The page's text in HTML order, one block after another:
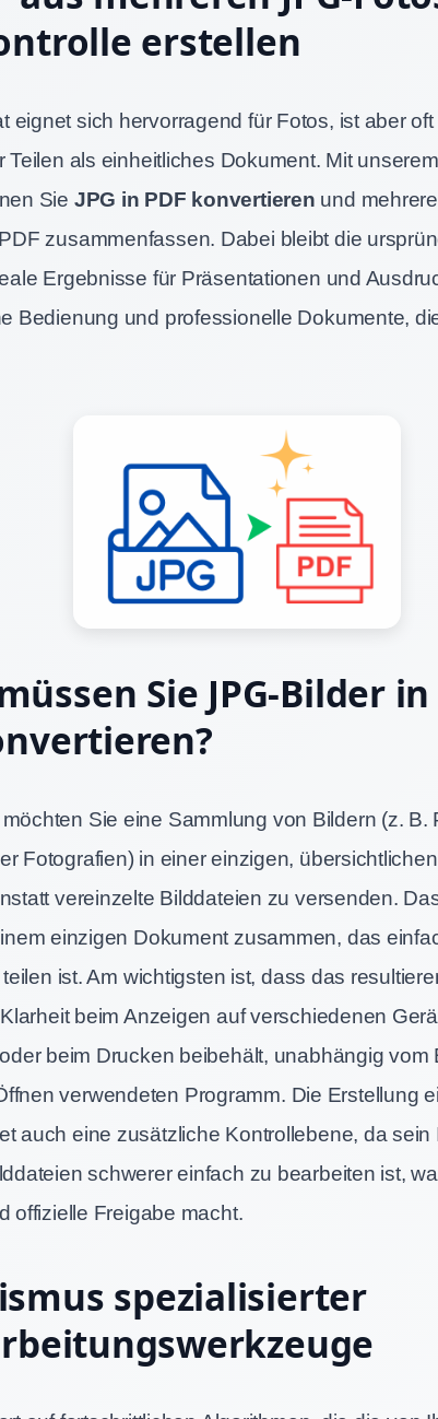
erstellen
eignet sich hervorragend für Fotos, ist aber
Teilen als einheitliches Dokument. Mit
Sie JPG in PDF konvertieren und
zusammenfassen. Dabei bleibt die
Ergebnisse für Präsentationen und
Bedienung und professionelle Dokumente,
Sie JPG-Bilder in
Sie eine Sammlung von Bildern (z. B.
Fotografien) in einer einzigen,
vereinzelte Bilddateien zu versenden.
einzigen Dokument zusammen, das
ist. Am wichtigsten ist, dass das
beim Anzeigen auf verschiedenen
beim Drucken beibehält, unabhängig vom
verwendeten Programm. Die Erstellung
auch eine zusätzliche Kontrollebene, da sein
schwerer einfach zu bearbeiten ist,
offizielle Freigabe macht.
spezialisierter